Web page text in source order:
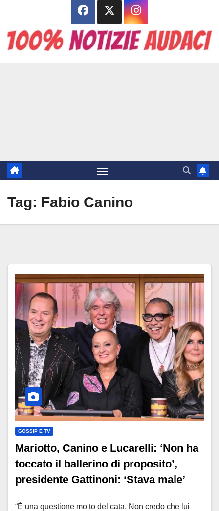
contenuto
Tag: Fabio Canino
GOSSIP E TV
Mariotto, Canino e Lucarelli: ‘Non ha
toccato il ballerino di proposito’,
presidente Gattinoni: ‘Stava male’
“È una questione molto delicata. Non credo che lui